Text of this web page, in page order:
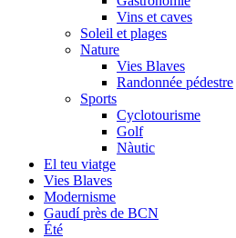
Vins et caves
Soleil et plages
Nature
Vies Blaves
Randonnée pédestre
Sports
Cyclotourisme
Golf
Nàutic
El teu viatge
Vies Blaves
Modernisme
Gaudí près de BCN
Été